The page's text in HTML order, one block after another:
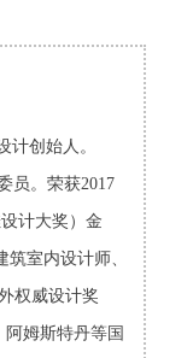
计创始人。
员。荣获2017
设计大奖）金
室内设计师、
权威设计奖
姆斯特丹等国